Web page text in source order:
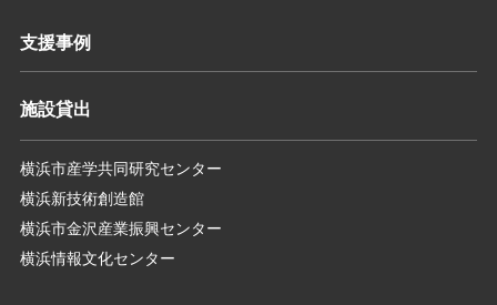
支援事例
施設貸出
横浜市産学共同研究センター
横浜新技術創造館
横浜市金沢産業振興センター
横浜情報文化センター